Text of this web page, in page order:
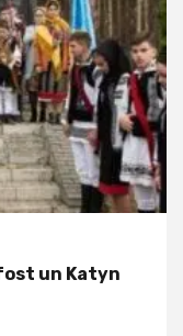
un Katyn